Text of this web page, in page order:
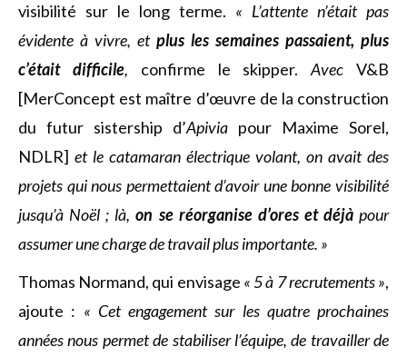
visibilité sur le long terme. « L’attente n’était pas
évidente à vivre, et plus les semaines passaient, plus
c’était difficile, confirme le skipper. AvecV&B
[MerConcept est maître d’œuvre de la construction
du futur sistership d’Apivia pour Maxime Sorel,
NDLR] et le catamaran électrique volant, on avait des
projets qui nous permettaient d’avoir une bonne visibilité
jusqu’à Noël ; là,on se réorganise d’ores et déjàpour
assumer une charge de travail plus importante. »
Thomas Normand, qui envisage « 5 à 7 recrutements »,
ajoute : « Cet engagement sur les quatre prochaines
années nous permet de stabiliser l’équipe, de travailler de